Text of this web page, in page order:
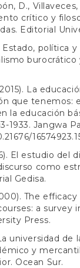
D.,
crítico y
Editorial
Estado, política
burocrático
La
que tenemos:
la educación
1933. Jangwa
El estudio del
como
Gedisa.
The
a survey
Press.
universidad de
y
Ocean Sur.